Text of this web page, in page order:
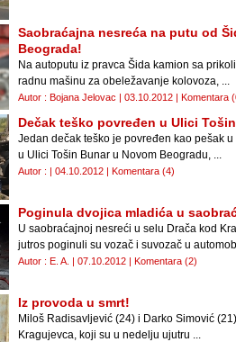
Saobraćajna nesreća na putu od
Beograda!
Na autoputu iz pravca Šida kamion sa
radnu mašinu za obeležavanje kolovoza, ...
Autor : Bojana Jelovac | 03.10.2012 | Komentara
Dečak teško povređen u Ulici
Jedan dečak teško je povređen kao pešak
u Ulici Tošin Bunar u Novom Beogradu, ...
Autor : | 04.10.2012 | Komentara (4)
Poginula dvojica mladića u
U saobraćajnoj nesreći u selu Drača kod
jutros poginuli su vozač i suvozač u
Autor : E. A. | 07.10.2012 | Komentara (2)
Iz provoda u smrt!
Miloš Radisavljević (24) i Darko Simović
Kragujevca, koji su u nedelju ujutru ...